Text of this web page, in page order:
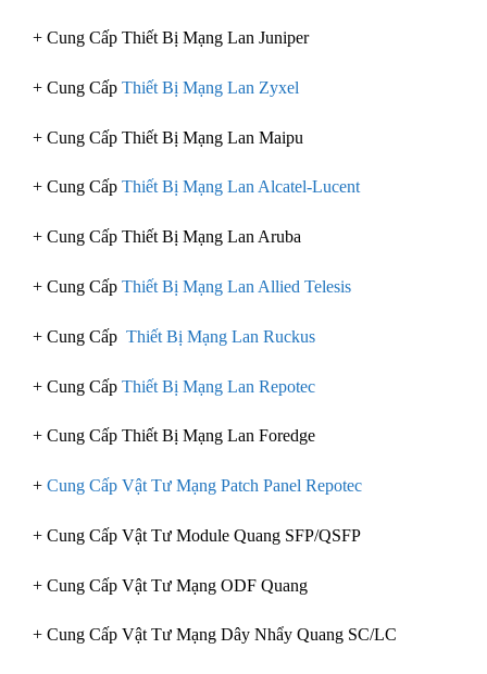
+ Cung Cấp Thiết Bị Mạng Lan Juniper
+ Cung Cấp Thiết Bị Mạng Lan Zyxel
+ Cung Cấp Thiết Bị Mạng Lan Maipu
+ Cung Cấp Thiết Bị Mạng Lan Alcatel-Lucent
+ Cung Cấp Thiết Bị Mạng Lan Aruba
+ Cung Cấp Thiết Bị Mạng Lan Allied Telesis
+ Cung Cấp Thiết Bị Mạng Lan Ruckus
+ Cung Cấp Thiết Bị Mạng Lan Repotec
+ Cung Cấp Thiết Bị Mạng Lan Foredge
+ Cung Cấp Vật Tư Mạng Patch Panel Repotec
+ Cung Cấp Vật Tư Module Quang SFP/QSFP
+ Cung Cấp Vật Tư Mạng ODF Quang
+ Cung Cấp Vật Tư Mạng Dây Nhẩy Quang SC/LC